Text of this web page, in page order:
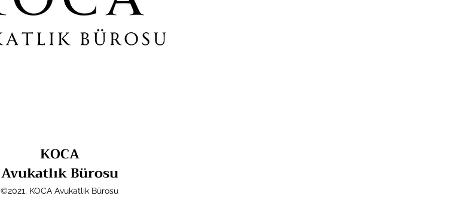
KOCA
Avukatlık Bürosu
©2021, KOCA Avukatlık Bürosu